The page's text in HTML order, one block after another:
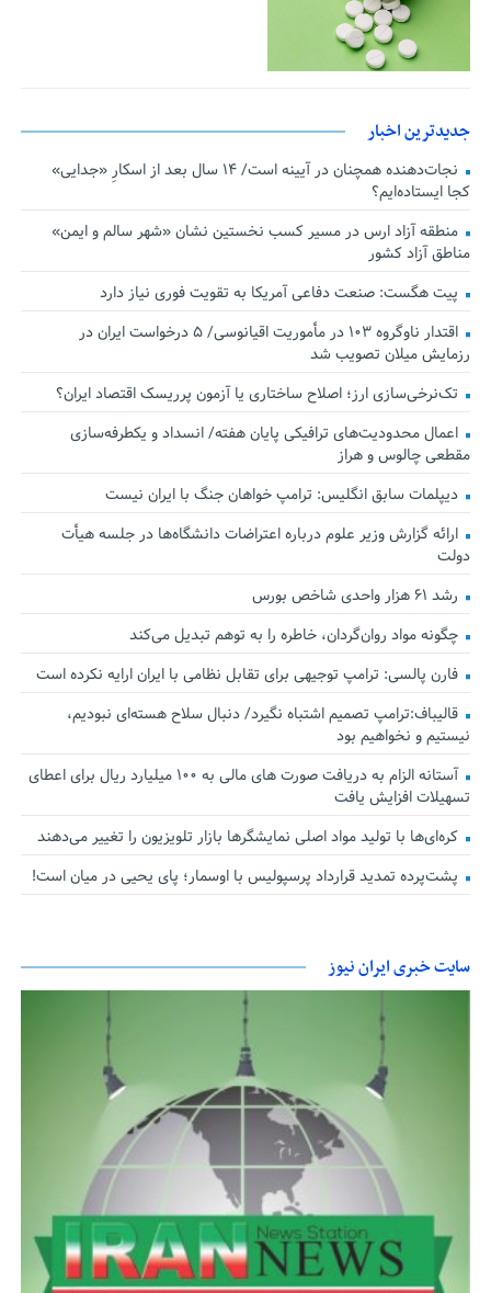
جدیدترین اخبار
نجات‌دهنده‌ همچنان در آیینه است/ ۱۴ سال بعد از اسکارِ «جدایی»
کجا ایستاده‌ایم؟
منطقه آزاد ارس در مسیر کسب نخستین نشان «شهر سالم و ایمن»
مناطق آزاد کشور
پیت هگست: صنعت دفاعی آمریکا به تقویت فوری نیاز دارد
اقتدار ناوگروه ۱۰۳ در مأموریت‌ اقیانوسی/ ۵ درخواست ایران در
رزمایش میلان تصویب شد
تک‌نرخی‌سازی ارز؛ اصلاح ساختاری یا آزمون پرریسک اقتصاد ایران؟
اعمال محدودیت‌های ترافیکی پایان هفته/ انسداد و یکطرفه‌سازی
مقطعی چالوس و هراز
دیپلمات سابق انگلیس:‌ ترامپ خواهان جنگ با ایران نیست
ارائه گزارش وزیر علوم درباره اعتراضات دانشگاه‌ها در جلسه هیأت
دولت
رشد ۶۱ هزار واحدی شاخص بورس
چگونه مواد روان‌گردان، خاطره را به توهم تبدیل می‌کند
فارن پالسی: ترامپ توجیهی برای تقابل نظامی با ایران ارایه نکرده است
قالیباف:ترامپ تصمیم اشتباه نگیرد/ دنبال سلاح هسته‌ای نبودیم،
نیستیم و نخواهیم بود
آستانه الزام به دریافت صورت های مالی به ۱۰۰ میلیارد ریال برای اعطای
تسهیلات افزایش یافت
کره‌ای‌ها با تولید مواد اصلی نمایشگرها بازار تلویزیون را تغییر می‌دهند
پشت‌پرده تمدید قرارداد پرسپولیس با اوسمار؛ پای یحیی در میان است!
سایت خبری ایران نیوز